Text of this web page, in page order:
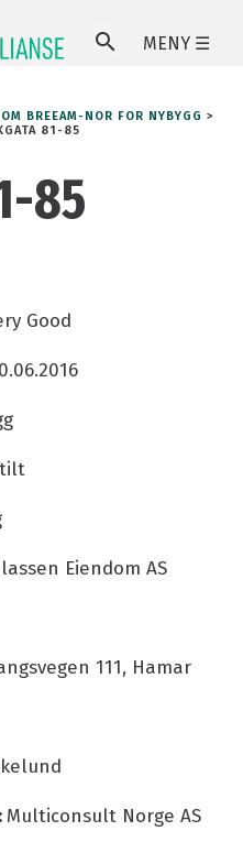
MENY ☰
OM BREEAM-NOR FOR NYBYGG >
81-85
85
Good
Eiendom AS
111, Hamar
Multiconsult Norge AS